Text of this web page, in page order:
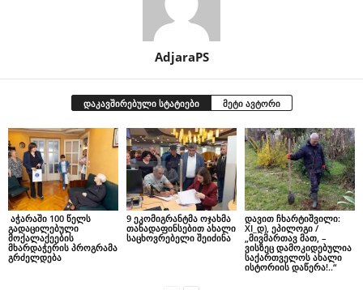
AdjaraPS
დაკავშირებული სტატიები მეტი ავტორი
აჭარაში 100 წელს
გადაცილებული
მოქალაქეების
მხარდაჭერის პროგრამა
გრძელდება
9 ეკომიგრანტმა ოჯახმა
თანადაფინსებით ახალი
საცხოვრებელი შეიძინა
დავით ჩხარტიშვილი:
XI_დ), ეპილოგი /
„მივმართავ მათ, –
ვისზეც დამოკიდებულია
საქართველოს ახალი
ისტორიის დაწერა!..“